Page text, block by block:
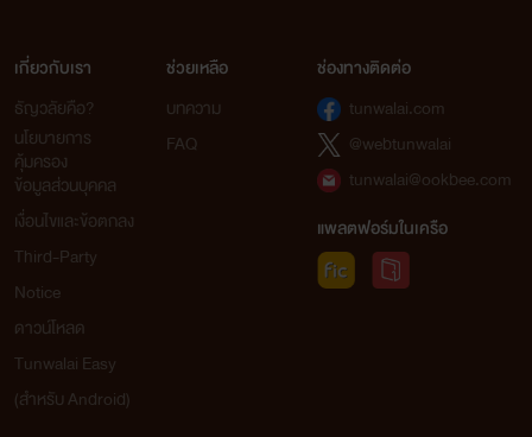
เกี่ยวกับเรา
ธัญวลัยคือ?
นโยบายการ
คุ้มครอง
ข้อมูลส่วนบุคคล
เงื่อนไขและข้อตกลง
Third-Party
Notice
ดาวน์โหลด
Tunwalai Easy
(สำหรับ Android)
ช่วยเหลือ
บทความ
FAQ
ช่องทางติดต่อ
tunwalai.com
@webtunwalai
tunwalai@ookbee.com
แพลตฟอร์มในเครือ